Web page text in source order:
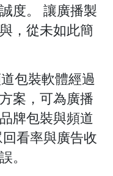
度。 讓廣播製
，從未如此簡
包裝軟體經過
案，可為廣播
牌包裝與頻道
看率與廣告收
。